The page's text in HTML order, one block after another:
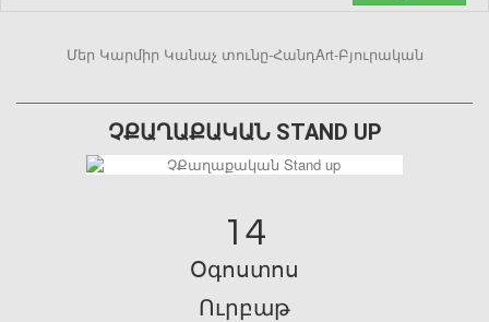
Մեր Կարմիր Կանաչ տունը-ՀանդArt-Բյուրական
ՉՔԱՂԱՔԱԿԱՆ STAND UP
14
Օգոստոս
Ուրբաթ